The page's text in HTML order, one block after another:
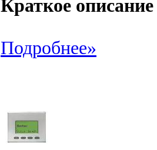
Краткое описание
Подробнее»